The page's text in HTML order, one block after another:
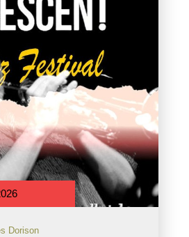
Dorison